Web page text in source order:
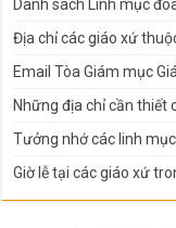
Danh sách Linh mục
Địa chỉ các giáo xứ
Email Tòa Giám mục
Những địa chỉ cần thiết
Tưởng nhớ các linh
Giờ lễ tại các giáo xứ